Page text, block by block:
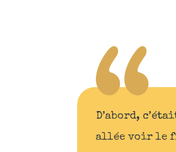
D’abord,
allée voir le